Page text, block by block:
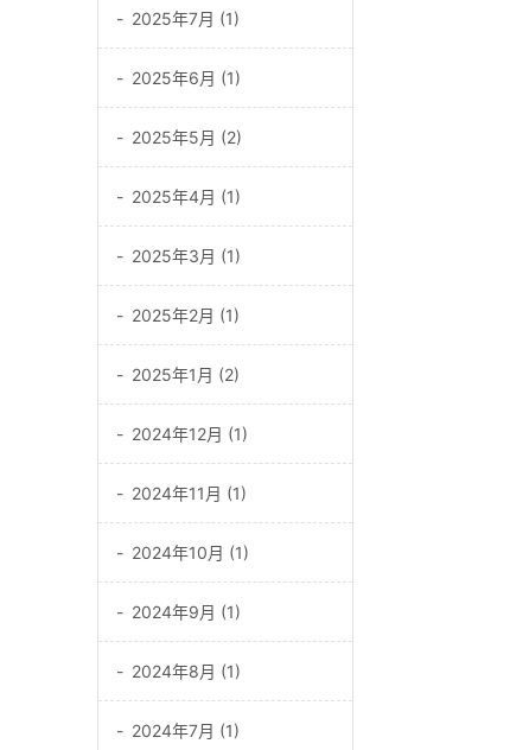
2025年7月 (1)
2025年6月 (1)
2025年5月 (2)
2025年4月 (1)
2025年3月 (1)
2025年2月 (1)
2025年1月 (2)
2024年12月 (1)
2024年11月 (1)
2024年10月 (1)
2024年9月 (1)
2024年8月 (1)
2024年7月 (1)